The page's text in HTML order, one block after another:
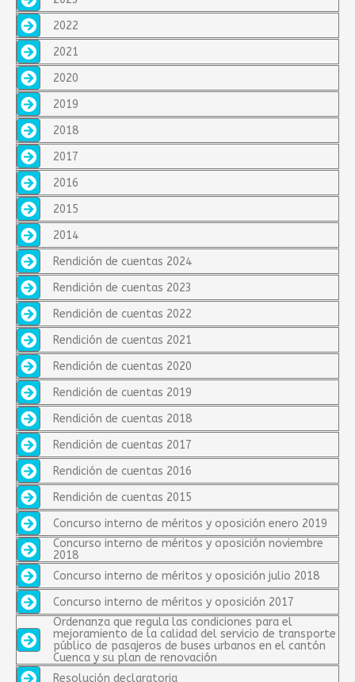
2022
2021
2020
2019
2018
2017
2016
2015
2014
Rendición de cuentas 2024
Rendición de cuentas 2023
Rendición de cuentas 2022
Rendición de cuentas 2021
Rendición de cuentas 2020
Rendición de cuentas 2019
Rendición de cuentas 2018
Rendición de cuentas 2017
Rendición de cuentas 2016
Rendición de cuentas 2015
Concurso interno de méritos y oposición enero 2019
Concurso interno de méritos y oposición noviembre
2018
Concurso interno de méritos y oposición julio 2018
Concurso interno de méritos y oposición 2017
Ordenanza que regula las condiciones para el
mejoramiento de la calidad del servicio de transporte
público de pasajeros de buses urbanos en el cantón
Cuenca y su plan de renovación
Resolución declaratoria